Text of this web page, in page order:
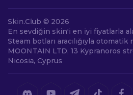
Skin.Club © 2026
En sevdiğin skin'i en iyi fiyatlarla
Steam botları aracılığıyla otomatik
MOONTAIN LTD, 13 Kypranoros
Nicosia, Cyprus